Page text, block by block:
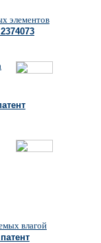
элементов
влагой